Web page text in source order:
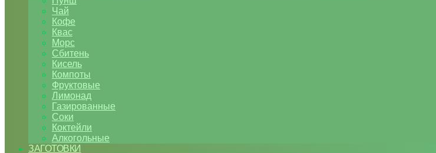
Чай
Кофе
Квас
Морс
Сбитень
Кисель
Компоты
Фруктовые
Лимонад
Газированные
Соки
Коктейли
Алкогольные
ЗАГОТОВКИ